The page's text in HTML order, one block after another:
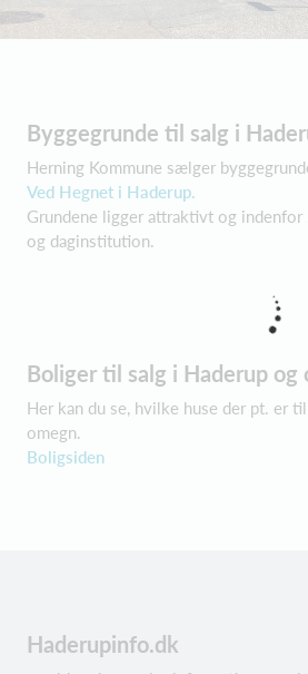
Byggegrunde til salg i
Herning Kommune sælger
Ved Hegnet i Haderup.
Grundene ligger attraktivt og
og daginstitution.
Boliger til salg i Haderup og
Her kan du se, hvilke huse der pt. er
omegn.
Boligsiden
Haderupinfo.dk